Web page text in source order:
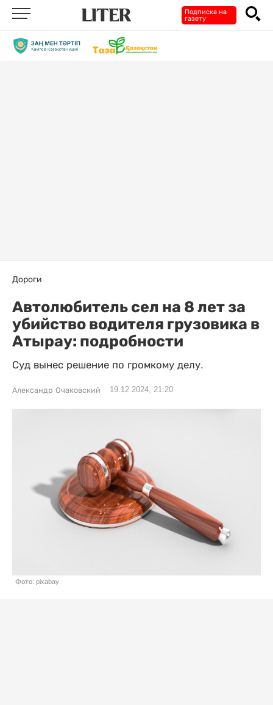
Подписка на
газету
Дороги
Автолюбитель сел на 8 лет за
убийство водителя грузовика в
Атырау: подробности
Суд вынес решение по громкому делу.
Александр Очаковский 19.12.2024, 21:20
Фото: pixabay